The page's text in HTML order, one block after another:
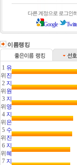
다른 계정으로 로그인
Google
이름랭킹
1
위
유
진
2
위
지
원
3
위
지
영
4
위
지
은
5
위
수
진
6
위
지
혜
7 지